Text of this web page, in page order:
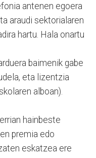
antenen egoera
araudi sektorialaren
hartu. Hala onartu
baimenik gabe
eta lizentzia
alboan).
hainbeste
premia edo
eskatzea ere